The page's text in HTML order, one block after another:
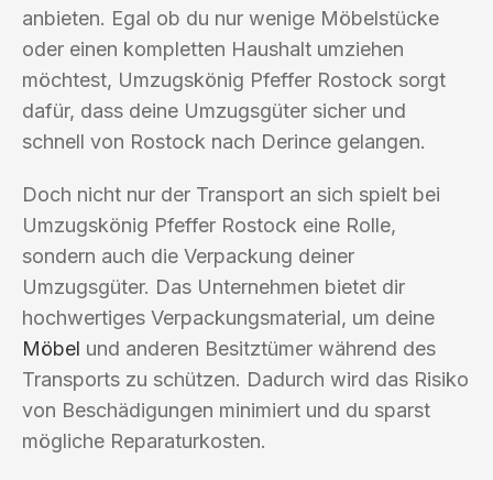
anbieten. Egal ob du nur wenige Möbelstücke
oder einen kompletten Haushalt umziehen
möchtest, Umzugskönig Pfeffer Rostock sorgt
dafür, dass deine Umzugsgüter sicher und
schnell von Rostock nach Derince gelangen.
Doch nicht nur der Transport an sich spielt bei
Umzugskönig Pfeffer Rostock eine Rolle,
sondern auch die Verpackung deiner
Umzugsgüter. Das Unternehmen bietet dir
hochwertiges Verpackungsmaterial, um deine
Möbel und anderen Besitztümer während des
Transports zu schützen. Dadurch wird das Risiko
von Beschädigungen minimiert und du sparst
mögliche Reparaturkosten.